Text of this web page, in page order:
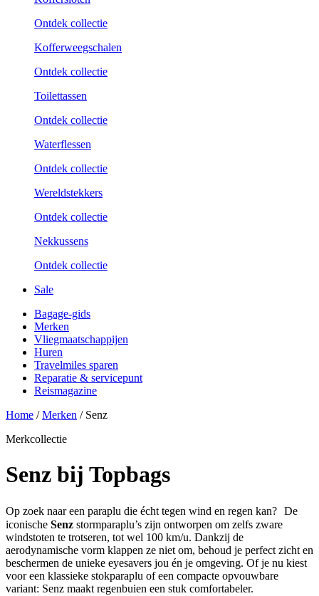
Ontdek collectie
Kofferweegschalen
Ontdek collectie
Toilettassen
Ontdek collectie
Waterflessen
Ontdek collectie
Wereldstekkers
Ontdek collectie
Nekkussens
Ontdek collectie
Sale
Bagage-gids
Merken
Vliegmaatschappijen
Huren
Travelmiles sparen
Reparatie & servicepunt
Reismagazine
Home / Merken / Senz
Merkcollectie
Senz bij Topbags
Op zoek naar een paraplu die écht tegen wind en regen kan? De
iconische Senz stormparaplu’s zijn ontworpen om zelfs zware
windstoten te trotseren, tot wel 100 km/u. Dankzij de
aerodynamische vorm klappen ze niet om, behoud je perfect zicht en
beschermen de unieke eyesavers jou én je omgeving. Of je nu kiest
voor een klassieke stokparaplu of een compacte opvouwbare
variant: Senz maakt regenbuien een stuk comfortabeler.